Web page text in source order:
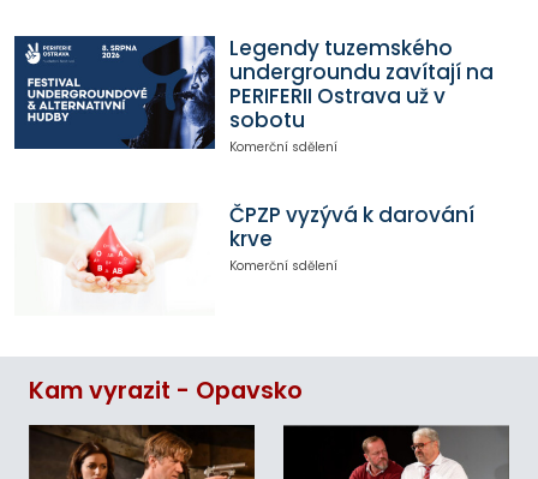
Legendy tuzemského
undergroundu zavítají na
PERIFERII Ostrava už v
sobotu
Komerční sdělení
ČPZP vyzývá k darování
krve
Komerční sdělení
Kam vyrazit - Opavsko